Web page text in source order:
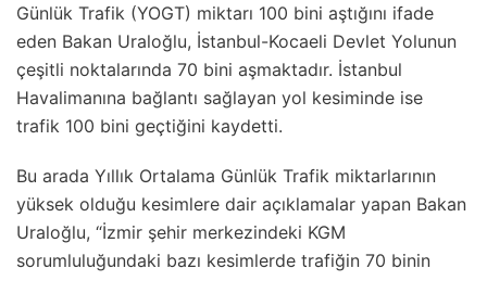
Günlük Trafik (YOGT) miktarı 100 bini aştığını ifade
eden Bakan Uraloğlu, İstanbul-Kocaeli Devlet Yolunun
çeşitli noktalarında 70 bini aşmaktadır. İstanbul
Havalimanına bağlantı sağlayan yol kesiminde ise
trafik 100 bini geçtiğini kaydetti.
Bu arada Yıllık Ortalama Günlük Trafik miktarlarının
yüksek olduğu kesimlere dair açıklamalar yapan Bakan
Uraloğlu, “İzmir şehir merkezindeki KGM
sorumluluğundaki bazı kesimlerde trafiğin 70 binin